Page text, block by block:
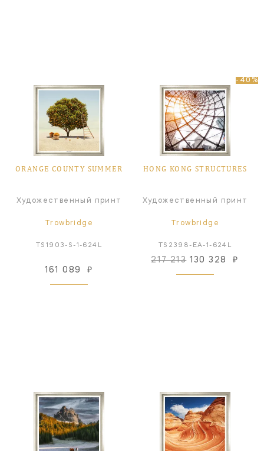
ORANGE COUNTY SUMMER
Художественный принт
Trowbridge
TS1903-S-1-624L
161 089 ₽
-40%
HONG KONG STRUCTURES
Художественный принт
Trowbridge
TS2398-EA-1-624L
217 213130 328 ₽